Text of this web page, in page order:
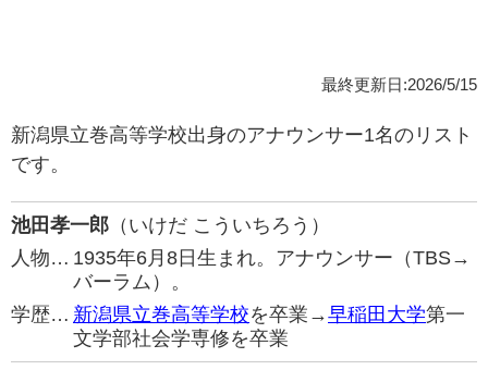
最終更新日:2026/5/15
新潟県立巻高等学校出身のアナウンサー1名のリスト
です。
池田孝一郎 （いけだ こういちろう）
人物… 1935年6月8日生まれ。アナウンサー（TBS→
バーラム）。
学歴… 新潟県立巻高等学校を卒業→早稲田大学第一
文学部社会学専修を卒業